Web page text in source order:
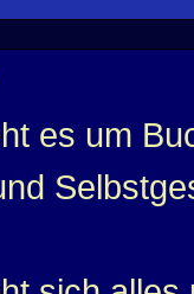
es um